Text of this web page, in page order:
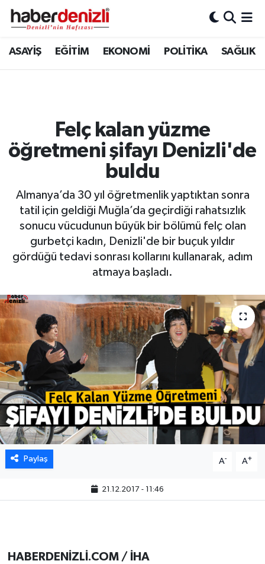
ASAYİŞ EĞİTİM EKONOMİ POLİTİKA SAĞLIK
Felç kalan yüzme
öğretmeni şifayı Denizli'de
buldu
Almanya’da 30 yıl öğretmenlik yaptıktan sonra
tatil için geldiği Muğla’da geçirdiği rahatsızlık
sonucu vücudunun büyük bir bölümü felç olan
gurbetçi kadın, Denizli'de bir buçuk yıldır
gördüğü tedavi sonrası kollarını kullanarak, adım
atmaya başladı.
Paylaş A- A+
21.12.2017 - 11:46
HABERDENİZLİ.COM / İHA
Denizli Nöbetçi Eczaneler
Puan Durumu ve Fikstür
Son Dakika Haberleri
Haber Arşivi